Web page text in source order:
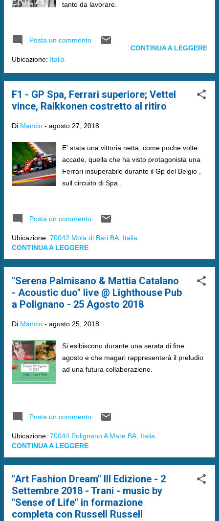
tanto da lavorare.
Posta un commento
Ubicazione: Italia
CONTINUA A LEGGERE
F1 - GP Spa, Ferrari superiore; Vettel
vince, Raikkonen costretto al ritiro
Di Mancio - agosto 27, 2018
E' stata una vittoria netta, come poche volte
accade, quella che ha visto protagonista una
Ferrari insuperabile durante il Gp del Belgio ,
sull circuito di Spa .
Posta un commento
Ubicazione: 70042 Mola di Bari BA, Italia
CONTINUA A LEGGERE
"Serena Palmisano & Mattia Catalano
- Acoustic duo" live @ Lighthouse Pub
a Polignano - 25 Agosto 2018
Di Mancio - agosto 25, 2018
Si esibiscono durante una serata di fine
agosto e che magari rappresenterà il preludio
ad una futura collaborazione.
Posta un commento
Ubicazione: 70044 Polignano A Mare BA, Italia
CONTINUA A LEGGERE
"Art Fashion Dream" III Edizione - 2
Settembre 2018 - Trani - music by
"Sense of Life" in formazione
completa con Russell Russell